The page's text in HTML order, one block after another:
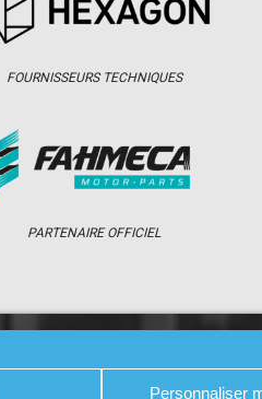
Personnaliser
FOURNISSEURS TECHNIQUES
PARTENAIRE OFFICIEL
PARTENAIRES